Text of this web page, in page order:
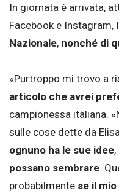
In giornata è arrivata,
Facebook e Instagram,
Nazionale, nonché di
«Purtroppo mi trovo a
articolo che avrei
campionessa italiana.
sulle cose dette da
ognuno ha le sue idee,
possano sembrare.
probabilmente se il